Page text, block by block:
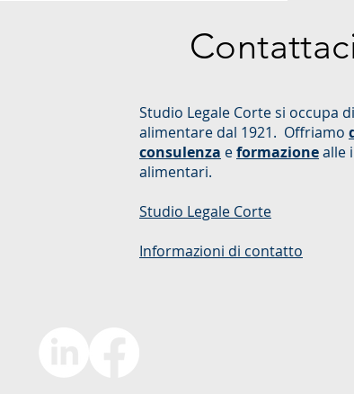
Studio Legale Corte si occupa
alimentare dal 1921. Offriamo
consulenza eformazionealle
alimentari.
Studio Legale Corte
Informazioni di contatto